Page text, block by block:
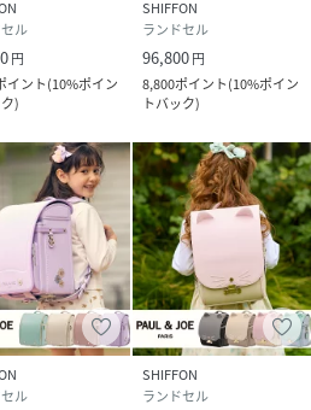
収納力
かえずに出し入れできる、ゆとり
サイズは12.5cm
れても軽く感じる特許構造のフィ
負いやすい構造に。
ル
円
イント(10%ポイン
)
SHIFFON
ランドセル
96,800円
8,800ポイント(10%ポイン
トバック)
ル
SHIFFON
ランドセル